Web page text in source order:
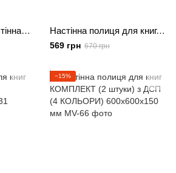
Полиця для книг настінна, КОМПЛЕКТ навісних полиць (3 штуки) з ДСП (4 КОЛЬОРИ) Настінна полиця для книг, КОМПЛЕКТ навісних полиць (3 штуки) з ДСП (4 КОЛЬОРИ)
569 грн 670 грн
−15%